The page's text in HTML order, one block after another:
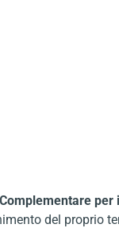
del proprio